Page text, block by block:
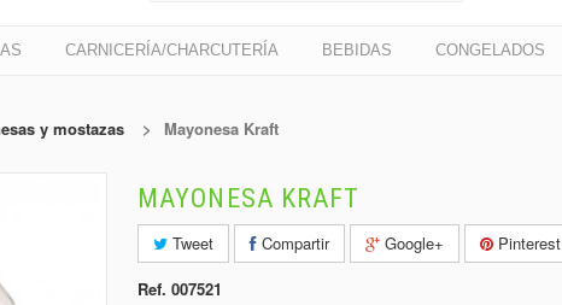
CARNICERÍA/CHARCUTERÍA BEBIDAS CONGELADOS
y mostazas > Mayonesa Kraft
MAYONESA KRAFT
Tweet Compartir Google+
Pinterest
Ref. 007521